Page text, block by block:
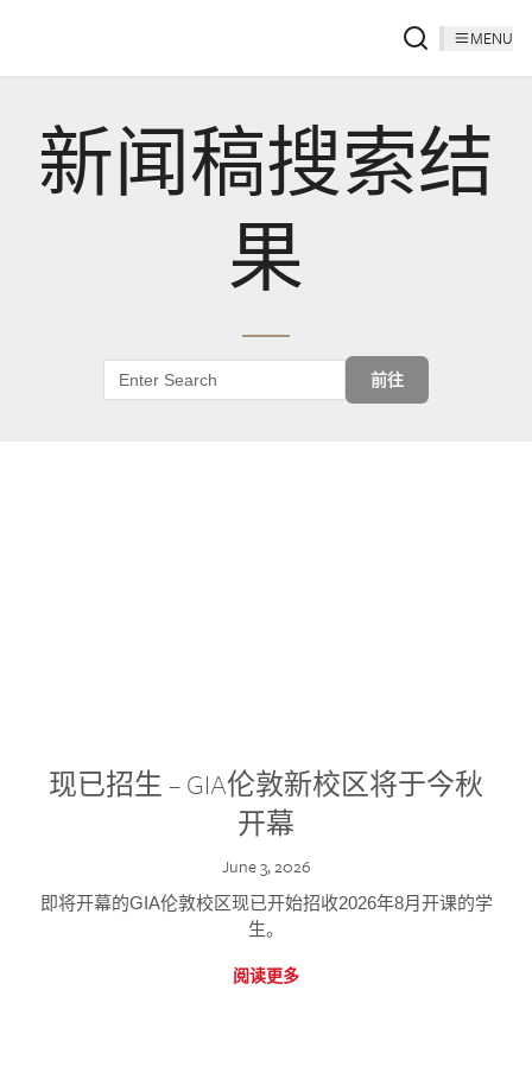
MENU
新闻稿搜索结
果
前往
现已招生 – GIA伦敦新校区将于今秋
开幕
June 3, 2026
即将开幕的GIA伦敦校区现已开始招收2026年8月开课的学
生。
阅读更多